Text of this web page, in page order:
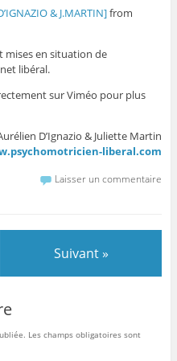
& J.MARTIN]from
mises en situation de
libéral.
sur Viméo pour plus
D’Ignazio & Juliette Martin
liberal.com
Laisser un commentaire
Suivant »
Les champs obligatoires sont